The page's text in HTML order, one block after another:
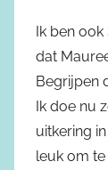
Ik ben
dat
Begrijpen
Ik doe nu
uitkering
leuk om